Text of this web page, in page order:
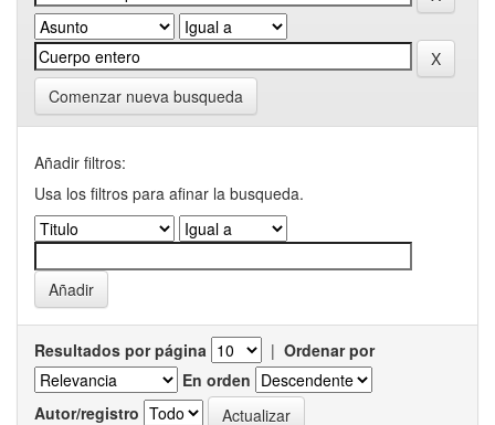
Comenzar nueva busqueda
Añadir filtros:
Usa los filtros para afinar la busqueda.
Resultados por página | Ordenar por
En orden
Autor/registro